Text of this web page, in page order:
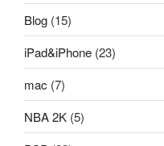
Blog (15)
iPad&iPhone (23)
mac (7)
NBA 2K (5)